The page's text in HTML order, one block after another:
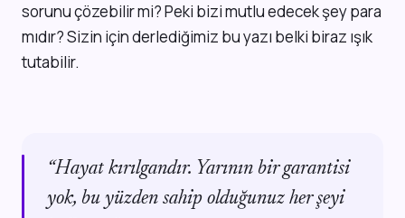
sorunu çözebilir mi? Peki bizi mutlu edecek şey para
mıdır? Sizin için derlediğimiz bu yazı belki biraz ışık
tutabilir.
“Hayat kırılgandır. Yarının bir garantisi
yok, bu yüzden sahip olduğunuz her şeyi